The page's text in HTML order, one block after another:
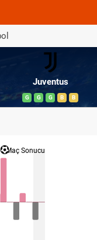
Juventus
G G G B B
Maç Sonucu